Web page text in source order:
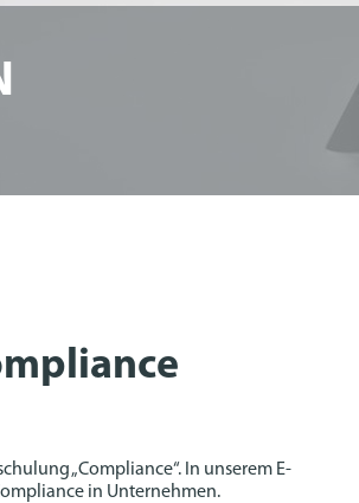
„Compliance“. In unserem E-
in Unternehmen.